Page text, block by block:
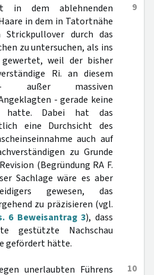
9
in dem ablehnenden
in dem in Tatortnähe
Strickpullover durch das
zu untersuchen, als ins
weil der bisher
Ri. an diesem
- außer massiven
- gerade keine
hatte. Dabei hat das
eine Durchsicht des
auch auf
zu Grunde
(Begründung RA F.
Sachlage wäre es aber
gewesen, das
zu präzisieren (vgl.
6 Beweisantrag 3), dass
gestützte Nachschau
gefördert hätte.
10
unerlaubten Führens